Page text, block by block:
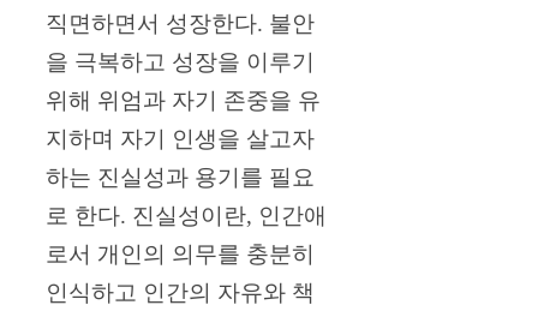
직면하면서 성장한다. 불안
을 극복하고 성장을 이루기
위해 위엄과 자기 존중을 유
지하며 자기 인생을 살고자
하는 진실성과 용기를 필요
로 한다. 진실성이란, 인간애
로서 개인의 의무를 충분히
인식하고 인간의 자유와 책